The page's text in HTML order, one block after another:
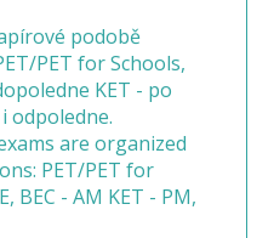
podobě
PET for Schools,
KET - po
odpoledne.
are organized
PET/PET for
BEC - AM KET - PM,